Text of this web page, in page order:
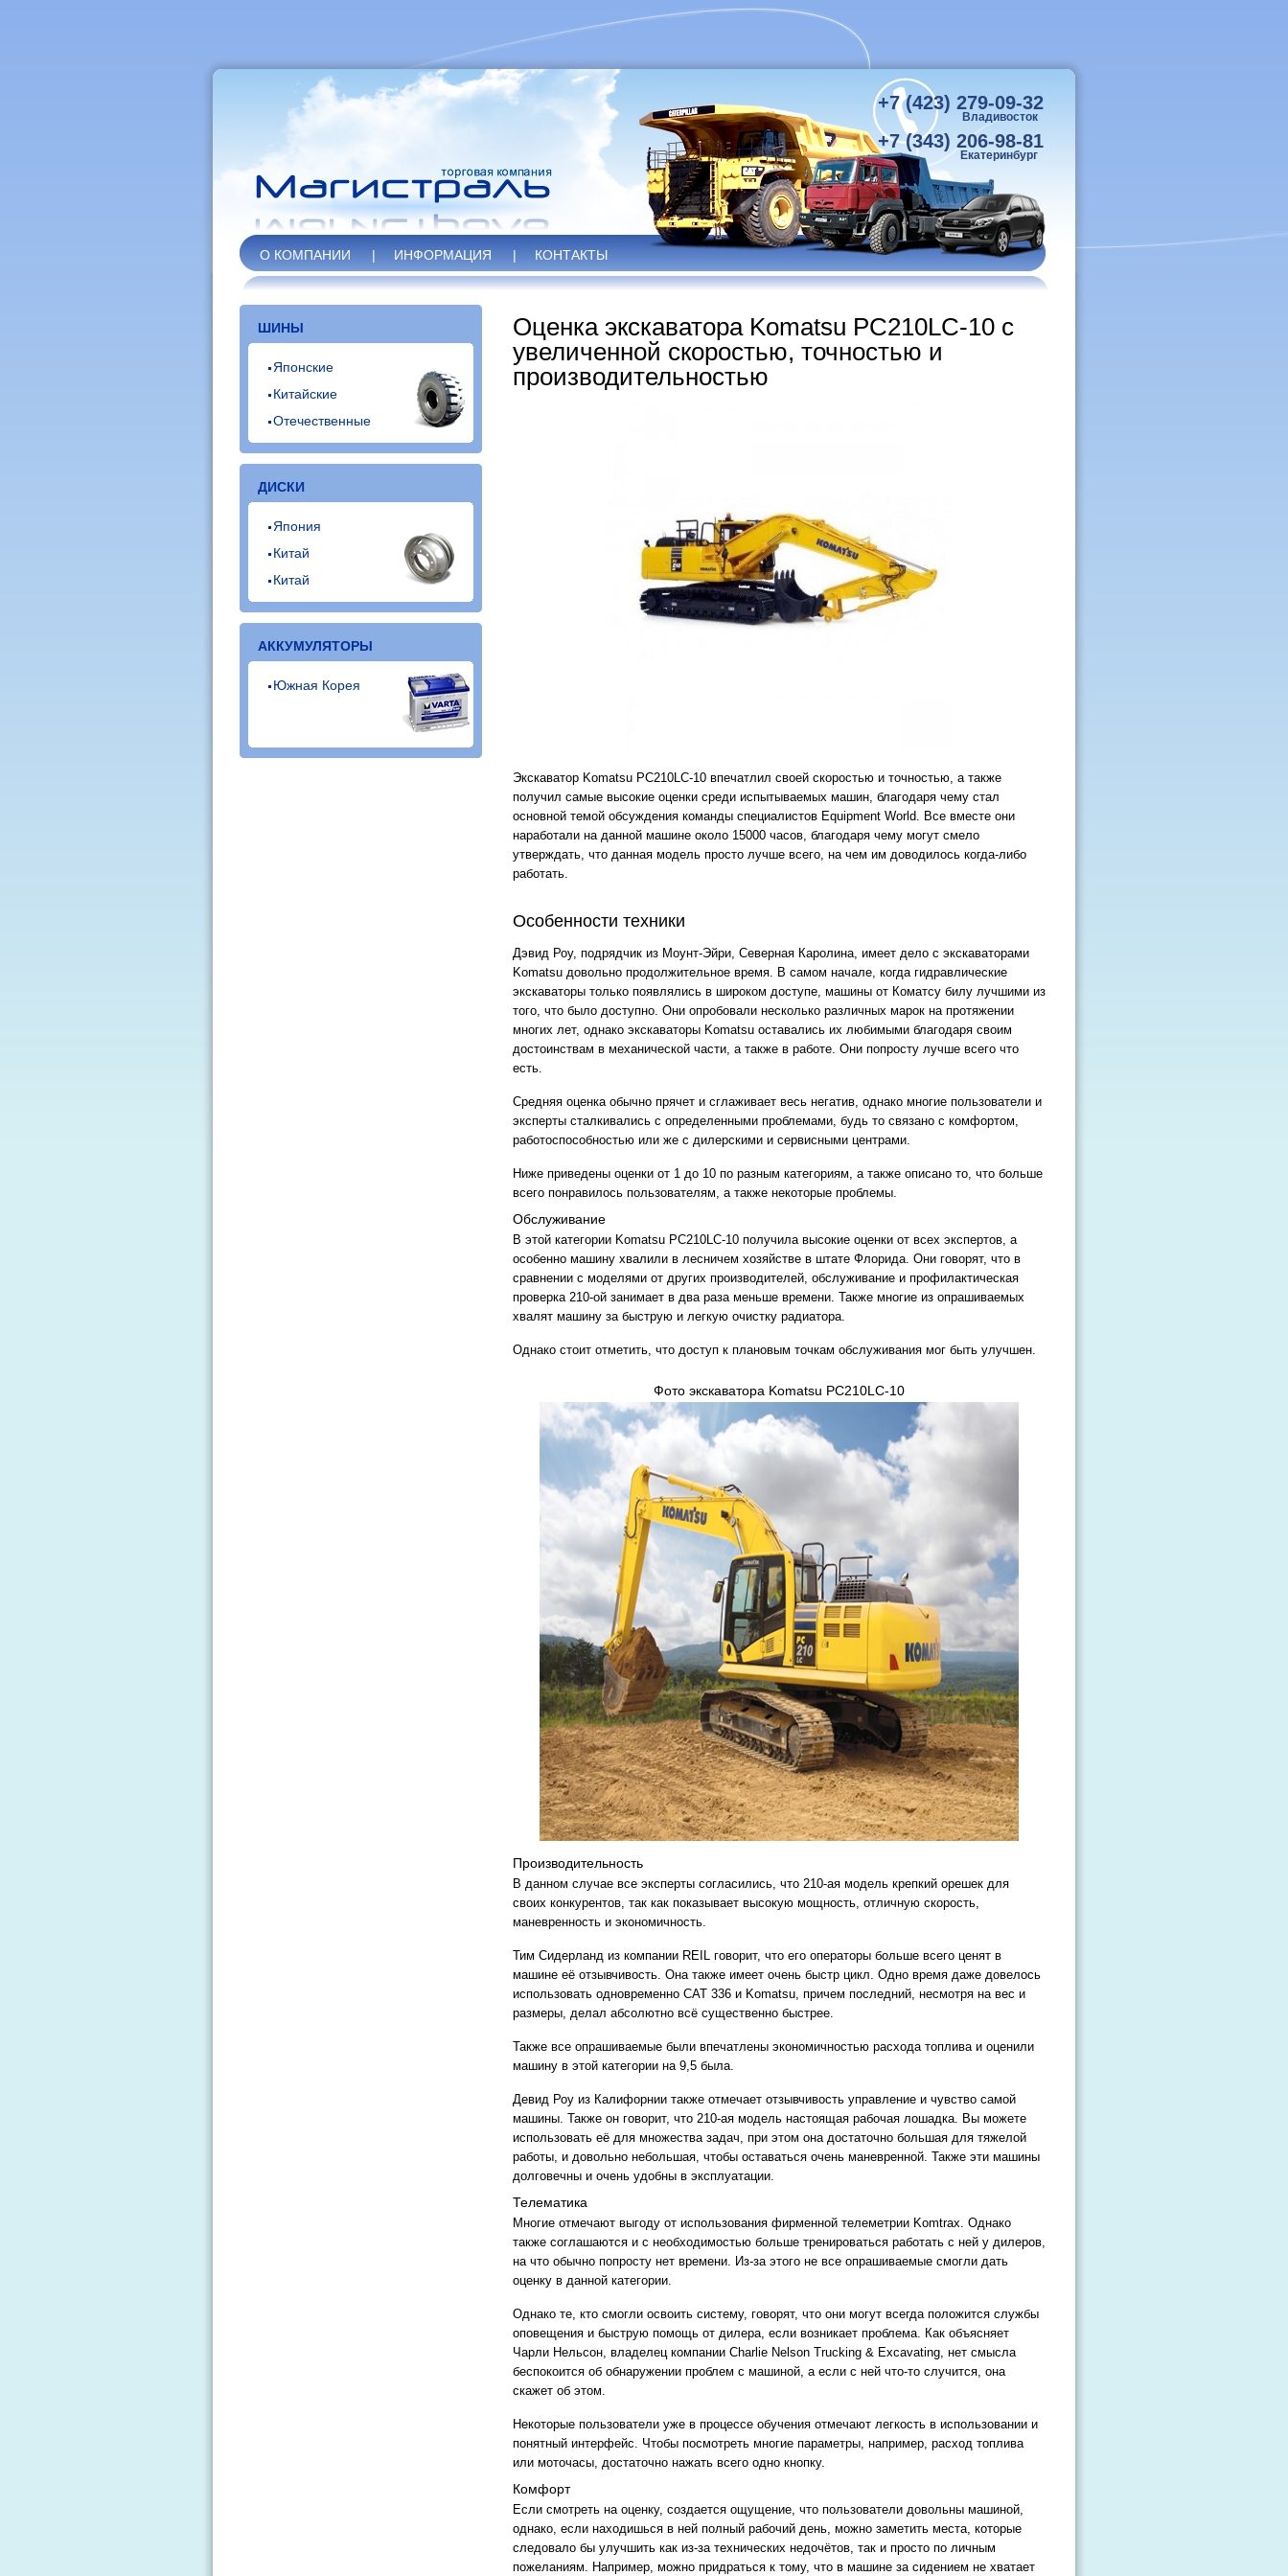
+7 (423) 279-09-32
Владивосток
+7 (343) 206-98-81
Екатеринбург
О КОМПАНИИ | ИНФОРМАЦИЯ | КОНТАКТЫ
ШИНЫ
Японские
Китайские
Отечественные
ДИСКИ
Япония
Китай
Китай
АККУМУЛЯТОРЫ
Южная Корея
Оценка экскаватора Komatsu PC210LC-10 с
увеличенной скоростью, точностью и
производительностью
Экскаватор Komatsu PC210LC-10 впечатлил своей скоростью и точностью, а также
получил самые высокие оценки среди испытываемых машин, благодаря чему стал
основной темой обсуждения команды специалистов Equipment World. Все вместе они
наработали на данной машине около 15000 часов, благодаря чему могут смело
утверждать, что данная модель просто лучше всего, на чем им доводилось когда-либо
работать.
Особенности техники
Дэвид Роу, подрядчик из Моунт-Эйри, Северная Каролина, имеет дело с экскаваторами
Komatsu довольно продолжительное время. В самом начале, когда гидравлические
экскаваторы только появлялись в широком доступе, машины от Коматсу билу лучшими из
того, что было доступно. Они опробовали несколько различных марок на протяжении
многих лет, однако экскаваторы Komatsu оставались их любимыми благодаря своим
достоинствам в механической части, а также в работе. Они попросту лучше всего что
есть.
Средняя оценка обычно прячет и сглаживает весь негатив, однако многие пользователи и
эксперты сталкивались с определенными проблемами, будь то связано с комфортом,
работоспособностью или же с дилерскими и сервисными центрами.
Ниже приведены оценки от 1 до 10 по разным категориям, а также описано то, что больше
всего понравилось пользователям, а также некоторые проблемы.
Обслуживание
В этой категории Komatsu PC210LC-10 получила высокие оценки от всех экспертов, а
особенно машину хвалили в лесничем хозяйстве в штате Флорида. Они говорят, что в
сравнении с моделями от других производителей, обслуживание и профилактическая
проверка 210-ой занимает в два раза меньше времени. Также многие из опрашиваемых
хвалят машину за быструю и легкую очистку радиатора.
Однако стоит отметить, что доступ к плановым точкам обслуживания мог быть улучшен.
Фото экскаватора Komatsu PC210LC-10
Производительность
В данном случае все эксперты согласились, что 210-ая модель крепкий орешек для
своих конкурентов, так как показывает высокую мощность, отличную скорость,
маневренность и экономичность.
Тим Сидерланд из компании REIL говорит, что его операторы больше всего ценят в
машине её отзывчивость. Она также имеет очень быстр цикл. Одно время даже довелось
использовать одновременно CAT 336 и Komatsu, причем последний, несмотря на вес и
размеры, делал абсолютно всё существенно быстрее.
Также все опрашиваемые были впечатлены экономичностью расхода топлива и оценили
машину в этой категории на 9,5 была.
Девид Роу из Калифорнии также отмечает отзывчивость управление и чувство самой
машины. Также он говорит, что 210-ая модель настоящая рабочая лошадка. Вы можете
использовать её для множества задач, при этом она достаточно большая для тяжелой
работы, и довольно небольшая, чтобы оставаться очень маневренной. Также эти машины
долговечны и очень удобны в эксплуатации.
Телематика
Многие отмечают выгоду от использования фирменной телеметрии Komtrax. Однако
также соглашаются и с необходимостью больше тренироваться работать с ней у дилеров,
на что обычно попросту нет времени. Из-за этого не все опрашиваемые смогли дать
оценку в данной категории.
Однако те, кто смогли освоить систему, говорят, что они могут всегда положится службы
оповещения и быструю помощь от дилера, если возникает проблема. Как объясняет
Чарли Нельсон, владелец компании Charlie Nelson Trucking & Excavating, нет смысла
беспокоится об обнаружении проблем с машиной, а если с ней что-то случится, она
скажет об этом.
Некоторые пользователи уже в процессе обучения отмечают легкость в использовании и
понятный интерфейс. Чтобы посмотреть многие параметры, например, расход топлива
или моточасы, достаточно нажать всего одно кнопку.
Комфорт
Если смотреть на оценку, создается ощущение, что пользователи довольны машиной,
однако, если находишься в ней полный рабочий день, можно заметить места, которые
следовало бы улучшить как из-за технических недочётов, так и просто по личным
пожеланиям. Например, можно придраться к тому, что в машине за сидением не хватает